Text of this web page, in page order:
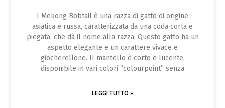
l Mekong Bobtail è una razza di gatto di origine
asiatica e russa, caratterizzata da una coda corta e
piegata, che dà il nome alla razza. Questo gatto ha un
aspetto elegante e un carattere vivace e
giocherellone. Il mantello è corto e lucente,
disponibile in vari colori “colourpoint” senza
LEGGI TUTTO »